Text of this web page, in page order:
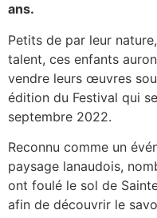
ans.
Petits de par leur
talent, ces enfants
vendre leurs œuvres
édition du Festival qui
septembre 2022.
Reconnu comme un
paysage lanaudois,
ont foulé le sol de
afin de découvrir le